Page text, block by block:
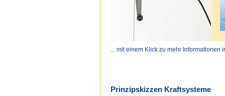
... mit einem Klick zu mehr Informationen
Prinzipskizzen Kraftsysteme